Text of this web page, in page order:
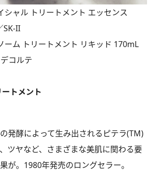
シャル トリートメント エッセンス
SK-II
ーム トリートメント リキッド 170mL
コルテ
トメント
発酵によって生み出されるピテラ(TM)
ツヤなど、さまざまな美肌に関わる要
が。1980年発売のロングセラー。